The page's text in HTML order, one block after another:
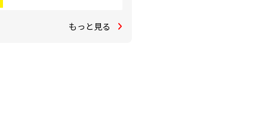
もっと見る